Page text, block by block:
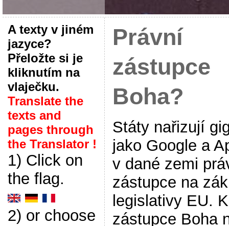
A texty v jiném
jazyce?
Přeložte si je
kliknutím na
vlaječku.
Translate the
texts and
pages through
the Translator !
1) Click on
the flag.
2) or choose
Právní
zástupce
Boha?
Státy nařizují
jako Google a
v dané zemi
zástupce na
legislativy EU.
zástupce Boha